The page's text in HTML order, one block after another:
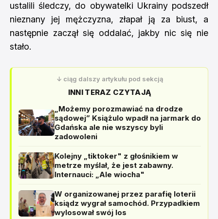
ustalili śledczy, do obywatelki Ukrainy podszedł
nieznany jej mężczyzna, złapał ją za biust, a
następnie zaczął się oddalać, jakby nic się nie
stało.
↓ ciąg dalszy artykułu pod sekcją
INNI TERAZ CZYTAJĄ
„Możemy porozmawiać na drodze
sądowej” Książulo wpadł na jarmark do
Gdańska ale nie wszyscy byli
zadowoleni
Kolejny „tiktoker" z głośnikiem w
metrze myślał, że jest zabawny.
Internauci: „Ale wiocha"
W organizowanej przez parafię loterii
ksiądz wygrał samochód. Przypadkiem
wylosował swój los